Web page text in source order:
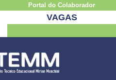
Portal do Colaborador
VAGAS